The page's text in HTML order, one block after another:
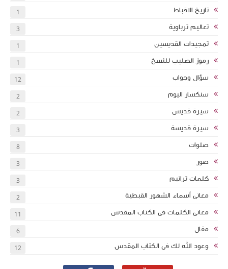
تاريخ الاقباط 1
تعاليم ترباوية 3
تمجيدات القديسين 1
رموز الصليب للنسخ 1
سؤال وجواب 12
سنكسار اليوم 2
سيرة قديس 2
سيرة قديسة 3
صلوات 8
صور 3
كلمات ترانيم 3
معانى أسماء الشهور القبطية 2
معانى الكلمات فى الكتاب المقدس 11
مقال 6
وعود الله لك فى الكتاب المقدس 12